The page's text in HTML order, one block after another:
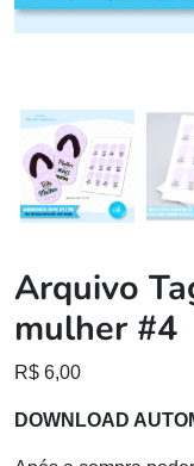
Arquivo
mulher #4
R$ 6,00
DOWNLOAD